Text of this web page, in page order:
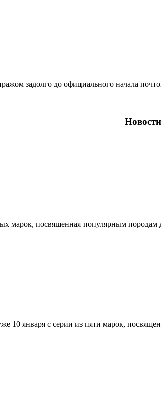
задолго до официального начала
посвященная популярным породам
января с серии из пяти марок,